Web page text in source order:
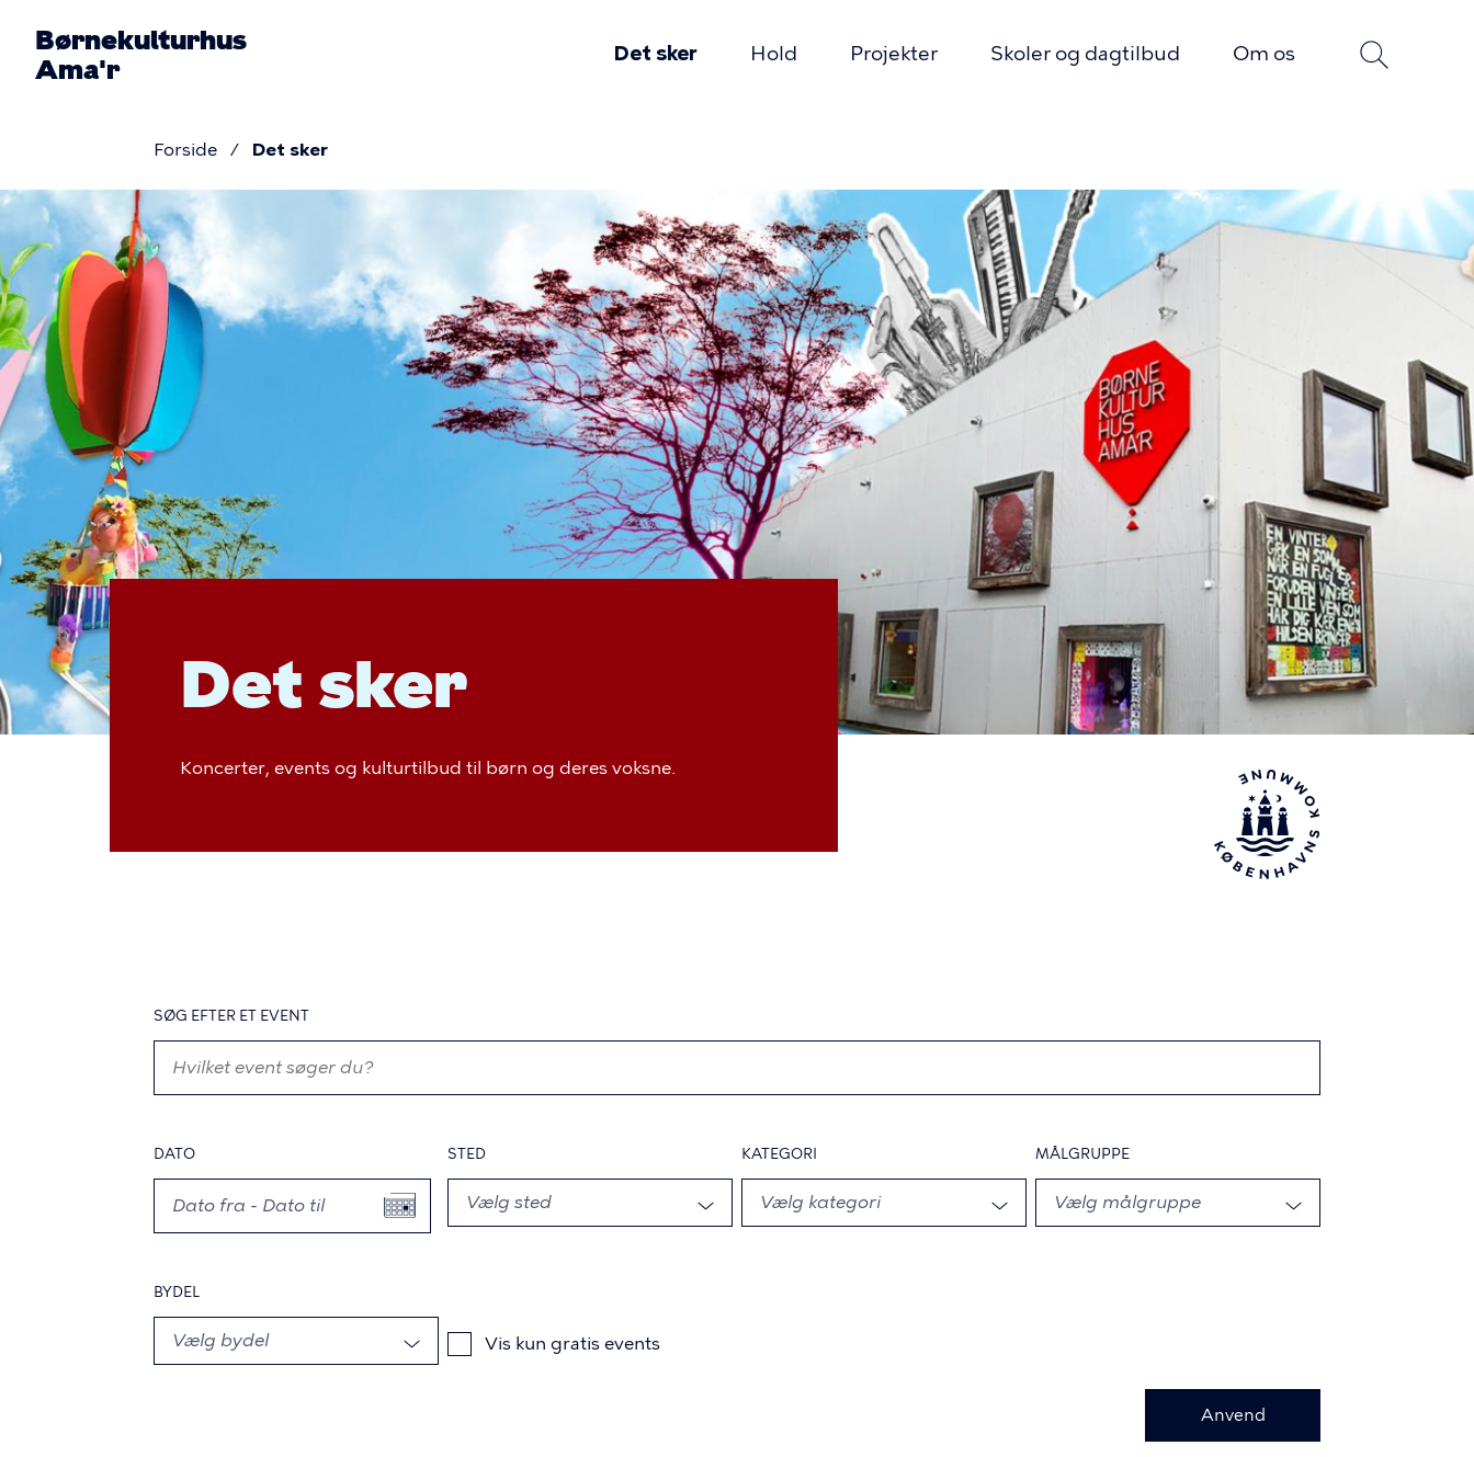
hovedindhold
Børnekulturhus
Ama'r
navigation
Det sker Hold Projekter Skoler og dagtilbud Om os
Brødkrumme
Forside Det sker
Det
sker
Det sker
Koncerter, events og kulturtilbud til børn og deres voksne.
SØG EFTER ET EVENT
DATO STED KATEGORI MÅLGRUPPE
BYDEL
Vis kun gratis events